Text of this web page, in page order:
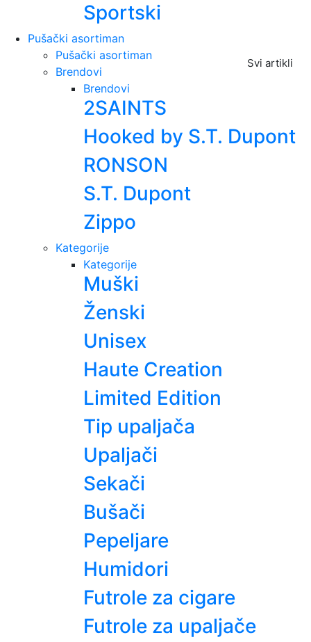
Sportski
Pušački asortiman
Svi artikli
Pušački asortiman
Brendovi
Brendovi
2SAINTS
Hooked by S.T. Dupont
RONSON
S.T. Dupont
Zippo
Kategorije
Kategorije
Muški
Ženski
Unisex
Haute Creation
Limited Edition
Tip upaljača
Upaljači
Sekači
Bušači
Pepeljare
Humidori
Futrole za cigare
Futrole za upaljače